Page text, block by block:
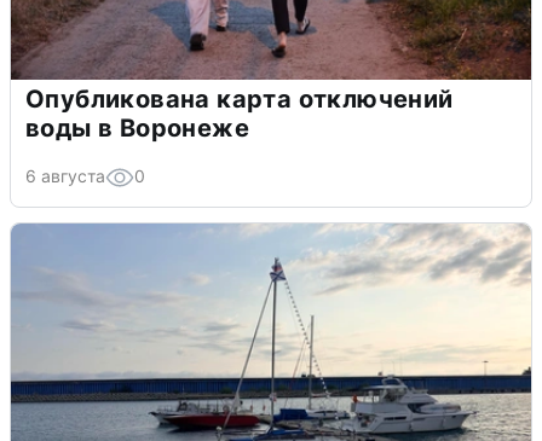
Опубликована карта отключений
воды в Воронеже
6 августа 0